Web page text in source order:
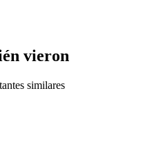
vieron
similares